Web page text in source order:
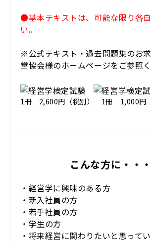
●基本テキストは、可能な限り各
い。
※公式テキスト・過去問題集のお
営協会様のホームページをご参照く
1冊 2,600円（税別） 1冊 1,000円（
こんな方に・・・
・経営学に興味のある方
・新入社員の方
・若手社員の方
・学生の方
・将来経営に関わりたいと思って